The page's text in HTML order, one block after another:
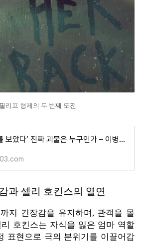
리프 형제의 두 번째 도전
'악마를 보았다’ 진짜 괴물은 누구인가 – 이병헌 vs 최민식, 인간의 끝을 그리다
과 셀리 호킨스의 열연
지 긴장감을 유지하며, 관객을 몰
호킨스는 자식을 잃은 엄마 역할
표현으로 극의 분위기를 이끌어갑